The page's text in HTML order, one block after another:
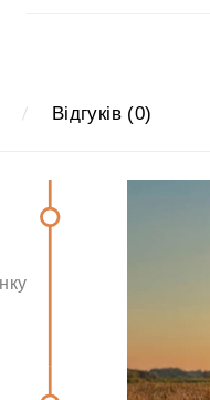
Відгуків (0)